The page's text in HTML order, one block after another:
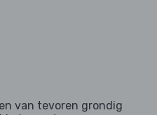
van tevoren grondig